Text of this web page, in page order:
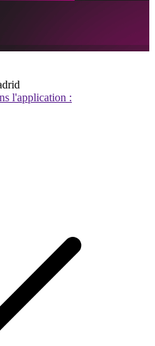
l'application :